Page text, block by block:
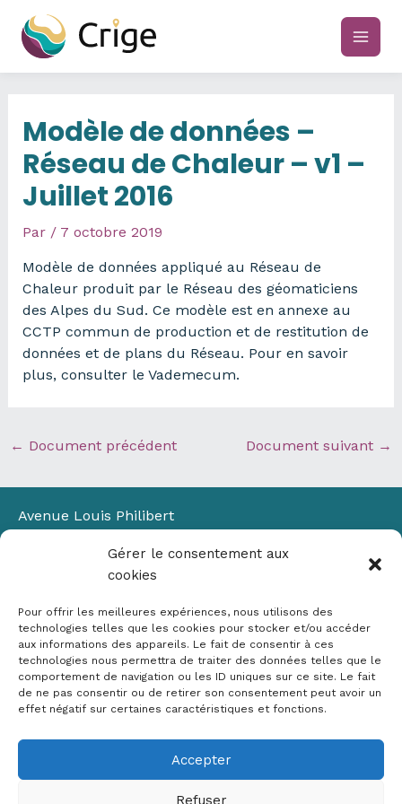
Gérer le consentement aux
cookies
Pour offrir les meilleures expériences, nous utilisons des
technologies telles que les cookies pour stocker et/ou accéder
aux informations des appareils. Le fait de consentir à ces
technologies nous permettra de traiter des données telles que le
comportement de navigation ou les ID uniques sur ce site. Le fait
de ne pas consentir ou de retirer son consentement peut avoir un
effet négatif sur certaines caractéristiques et fonctions.
Accepter
Refuser
contenu
main
Modèle de données –
Réseau de Chaleur – v1 –
Juillet 2016
Par / 7 octobre 2019
Modèle de données appliqué au Réseau de
Chaleur produit par le Réseau des géomaticiens
des Alpes du Sud. Ce modèle est en annexe au
CCTP commun de production et de restitution de
données et de plans du Réseau. Pour en savoir
plus, consulter le Vademecum.
← Document précédent Document suivant →
Avenue Louis Philibert
Bâtiment Laennec
13100 Aix-en-Provence
✉ contact@crige-paca.org
Mentions légales
RGPD